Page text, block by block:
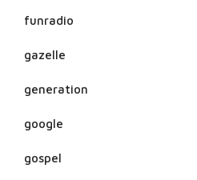
funradio
gazelle
generation
google
gospel